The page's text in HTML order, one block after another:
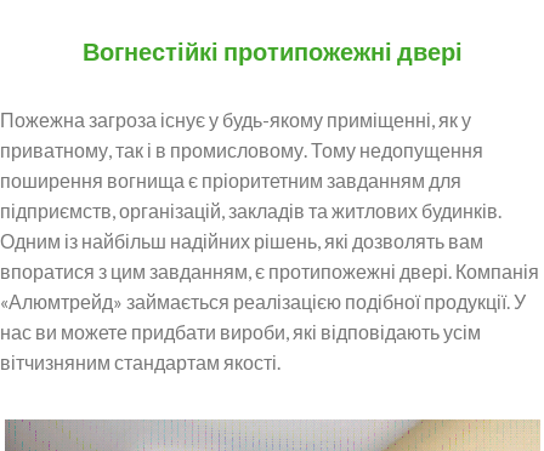
Вогнестійкі протипожежні двері
Пожежна загроза існує у будь-якому приміщенні, як у
приватному, так і в промисловому. Тому недопущення
поширення вогнища є пріоритетним завданням для
підприємств, організацій, закладів та житлових будинків.
Одним із найбільш надійних рішень, які дозволять вам
впоратися з цим завданням, є протипожежні двері. Компанія
«Алюмтрейд» займається реалізацією подібної продукції. У
нас ви можете придбати вироби, які відповідають усім
вітчизняним стандартам якості.